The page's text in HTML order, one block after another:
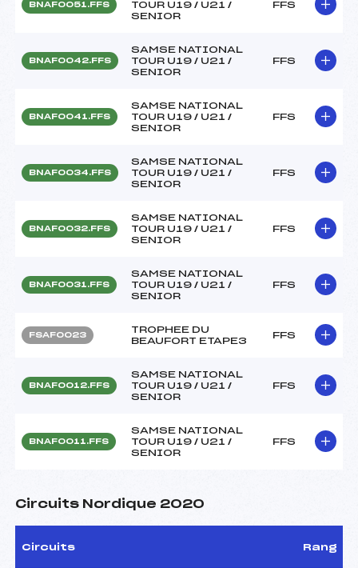
BNAF0051.FFS
TOUR U19 / U21 /
SENIOR
FFS
BNAF0042.FFS
SAMSE NATIONAL
TOUR U19 / U21 /
SENIOR
FFS
BNAF0041.FFS
SAMSE NATIONAL
TOUR U19 / U21 /
SENIOR
FFS
BNAF0034.FFS
SAMSE NATIONAL
TOUR U19 / U21 /
SENIOR
FFS
BNAF0032.FFS
SAMSE NATIONAL
TOUR U19 / U21 /
SENIOR
FFS
BNAF0031.FFS
SAMSE NATIONAL
TOUR U19 / U21 /
SENIOR
FFS
FSAF0023
TROPHEE DU
BEAUFORT ETAPE3
FFS
BNAF0012.FFS
SAMSE NATIONAL
TOUR U19 / U21 /
SENIOR
FFS
BNAF0011.FFS
SAMSE NATIONAL
TOUR U19 / U21 /
SENIOR
FFS
Circuits Nordique 2020
Circuits Rang